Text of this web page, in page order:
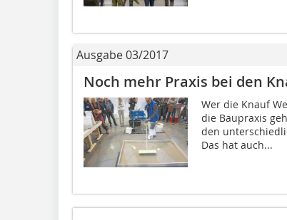
Ausgabe 03/2017
Noch mehr Praxis bei den
Wer die Knauf
die Baupraxis
den
Das hat auch...